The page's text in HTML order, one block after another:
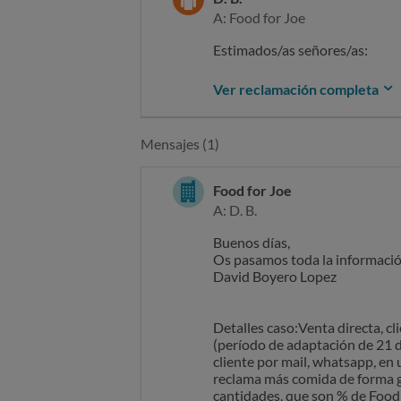
A: Food for Joe
Estimados/as señores/as:
Me pongo en contacto con
solo para 14,5.
Ustedes me han solicitado
dicen ustedes crear la
La ración diaria de un
"PRIMER PEDIDO" me han
Sin embargo me han enviado
Me han dicho que esto es
con la comida que ya tengo
de su producto y no puede
Asimismo me ha suscrito a
SOLICITO que se me envien
por el pedido que le he
Ver reclamación completa
Mensajes (1)
Food for Joe
A: D. B.
Buenos días,
Os pasamos toda la
David Boyero Lopez
Detalles caso:Venta directa,
(período de adaptación de 21
cliente por mail, whatsapp, en
reclama más comida de
cantidades, que son % de